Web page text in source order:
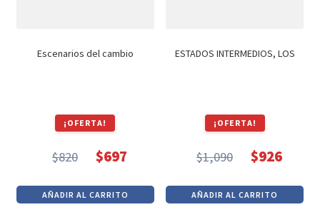
Escenarios del cambio
¡OFERTA!
$820
precio
original
$697
precio
actual
AÑADIR AL CARRITO
ESTADOS INTERMEDIOS, LOS
¡OFERTA!
$1,090
precio
original
$926
precio
actual
AÑADIR AL CARRITO